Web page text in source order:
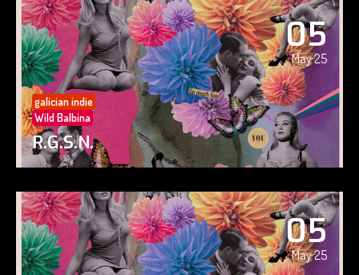
05
May 25
galician indie
Wild Balbina
R.G.S.N.
05
May 25